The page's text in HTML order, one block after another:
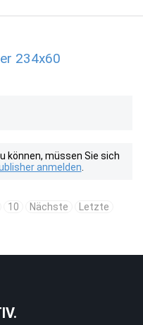
234x60
können, müssen Sie sich
anmelden
10 Nächste Letzte